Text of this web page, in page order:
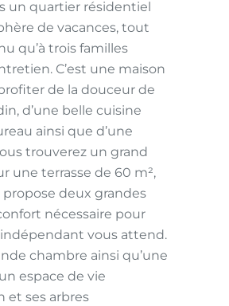
un quartier résidentiel
de vacances, tout
qu’à trois familles
C’est une maison
de la douceur de
d’une belle cuisine
ainsi que d’une
trouverez un grand
une terrasse de 60 m²,
deux grandes
nécessaire pour
vous attend.
chambre ainsi qu’une
espace de vie
et ses arbres